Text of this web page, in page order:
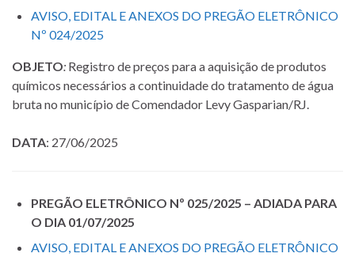
AVISO, EDITAL E ANEXOS DO PREGÃO ELETRÔNICO
Nº 024/2025
OBJETO: Registro de preços para a aquisição de produtos
químicos necessários a continuidade do tratamento de água
bruta no município de Comendador Levy Gasparian/RJ.
DATA: 27/06/2025
PREGÃO ELETRÔNICO Nº 025/2025 – ADIADA PARA
O DIA 01/07/2025
AVISO, EDITAL E ANEXOS DO PREGÃO ELETRÔNICO